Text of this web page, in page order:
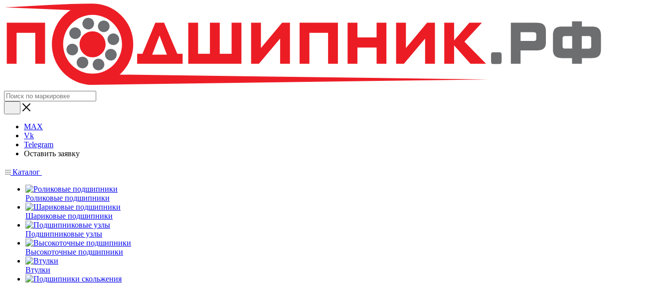
MAX
Vk
Telegram
Оставить заявку
Каталог
Роликовые подшипники
Шариковые подшипники
Подшипниковые узлы
Высокоточные подшипники
Втулки